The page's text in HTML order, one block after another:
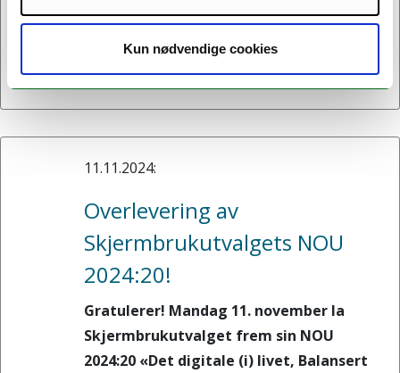
Kun nødvendige cookies
Om man vil følge første del seminaret
kan man delta på møterom 1.025 på ILP-
11.11.2024:
Overlevering av
Skjermbrukutvalgets NOU
2024:20!
Gratulerer! Mandag 11. november la
Skjermbrukutvalget frem sin NOU
2024:20 «Det digitale (i) livet, Balansert